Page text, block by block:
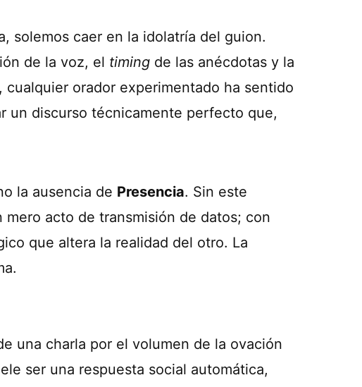
solemos caer en la idolatría del guion.
de la voz, el timing de las anécdotas y la
orador experimentado ha sentido
un discurso técnicamente perfecto que,
la ausencia de Presencia. Sin este
acto de transmisión de datos; con
que altera la realidad del otro. La
una charla por el volumen de la ovación
ser una respuesta social automática,